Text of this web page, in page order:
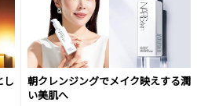
し
朝クレンジングでメイク映えする潤
い美肌へ